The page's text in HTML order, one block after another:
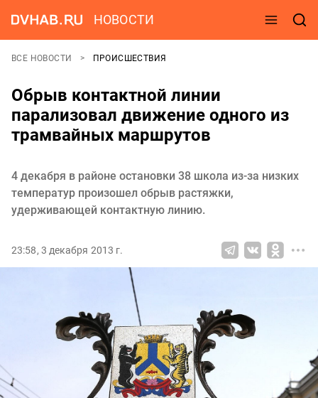
НОВОСТИ
ВСЕ НОВОСТИ ПРОИСШЕСТВИЯ
Обрыв контактной линии
парализовал движение одного из
трамвайных маршрутов
4 декабря в районе остановки 38 школа из-за низких
температур произошел обрыв растяжки,
удерживающей контактную линию.
23:58, 3 декабря 2013 г.